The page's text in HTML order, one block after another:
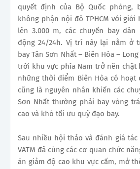
quyết định của Bộ Quốc phòng,
không phận nội đô TPHCM với
lên 3.000 m, các chuyến bay
động 24/24h. Vị trí này lại nằm ở
bay Tân Sơn Nhất – Biên Hòa –
trời khu vực phía Nam trở nên chật
những thời điểm Biên Hòa có hoạt
cũng là nguyên nhân khiến các
Sơn Nhất thường phải bay vòng
cao và khó tối ưu quỹ đạo bay.
Sau nhiều hội thảo và đánh giá tác
VATM đã cùng các cơ quan chức
án giảm độ cao khu vực cấm, mở